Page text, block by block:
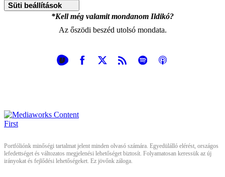
Süti beállítások
*Kell még valamit mondanom Ildikó?
Az őszödi beszéd utolsó mondata.
Portfóliónk minőségi tartalmat jelent minden olvasó számára. Egyedülálló elérést, országos
lefedettséget és változatos megjelenési lehetőséget biztosít. Folyamatosan keressük az új
irányokat és fejlődési lehetőségeket. Ez jövőnk záloga.